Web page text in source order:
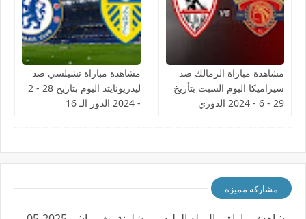
مشاهدة مباراة الزمالك ضد
سيراميكا اليوم السبت بتأريخ
29 - 6 - 2024 الدوري
مشاهدة مباراة تشيلسي ضد
ليدزيونايتد اليوم بتاريخ 28 - 2
- 2024 الدور الـ 16
مشاركة مميزة